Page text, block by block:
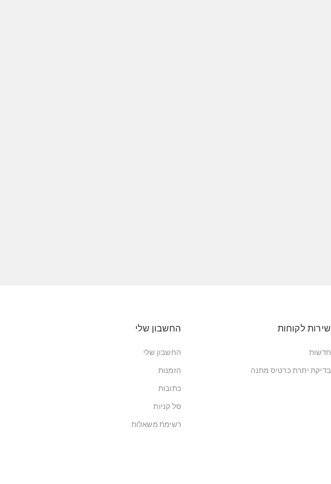
שירות לקוחות
חדשות
בדיקת יתרת כרטיס מתנה
החשבון שלי
החשבון שלי
הזמנות
כתובות
סל קניות
רשימת משאלות